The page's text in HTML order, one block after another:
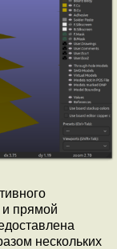
и прямой
нескольких